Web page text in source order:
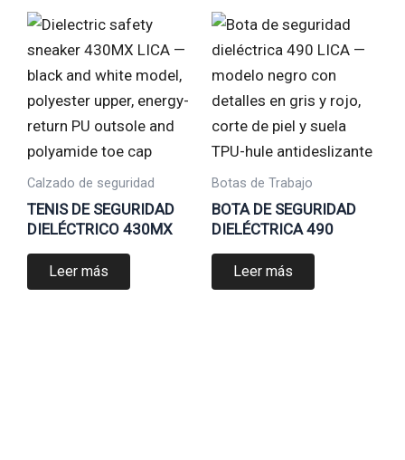
Calzado de seguridad
TENIS DE SEGURIDAD
DIELÉCTRICO 430MX
Leer más
Botas de Trabajo
BOTA DE SEGURIDAD
DIELÉCTRICA 490
Leer más